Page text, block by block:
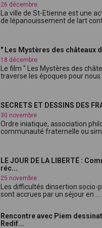
26 décembre
La ville de St-Etienne est une
de lépanouissement de lart
" Les Mystères des châteaux
18 décembre
Le film " Les Mystères des
traverse les époques pour nous
SECRETS ET DESSINS DES
30 novembre
Ordre iniatique, association
communauté fraternelle ou
LE JOUR DE LA LIBERTÉ :
réc...
25 novembre
Les difficultés dinsertion
sont accrues par un séjour en ...
Rencontre avec Piem
Redif...